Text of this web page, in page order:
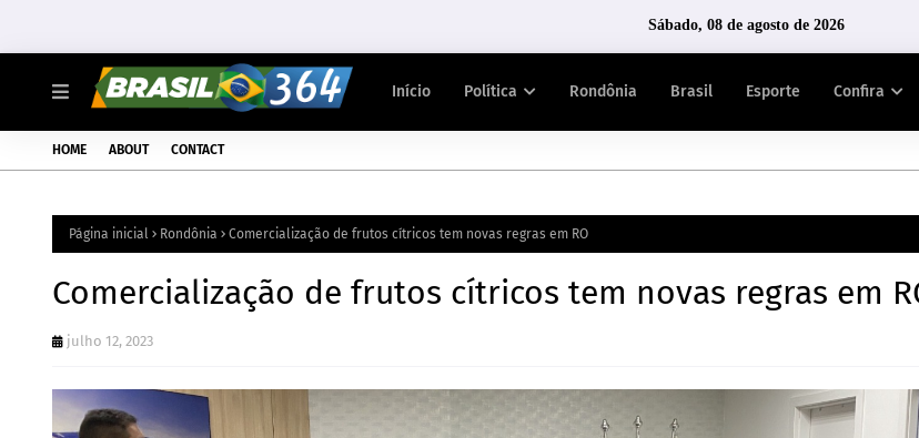
Sábado, 08 de agosto de 2026
Início Política Rondônia Brasil Esporte Confira
HOME ABOUT CONTACT
Página inicial Rondônia Comercialização de frutos cítricos tem novas regras em RO
Comercialização de frutos cítricos tem novas regras em
julho 12, 2023